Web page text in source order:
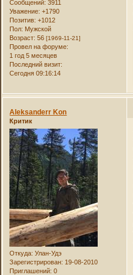
Сообщений: 3911
Уважение: +1790
Позитив: +1012
Пол: Мужской
Возраст: 56[1969-11-21]
Провел на форуме:
1 год 5 месяцев
Последний визит:
Сегодня 09:16:14
Aleksanderr Kon
Критик
Откуда: Улан-Удэ
Зарегистрирован: 19-08-2010
Приглашений: 0